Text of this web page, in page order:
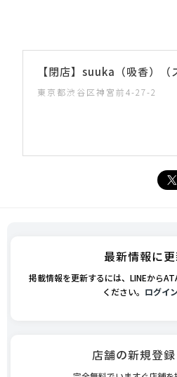
【閉店】suuka（吸香）（
東京都渋谷区神宮前4-27-2
最新情報に
掲載情報を更新するには、LINEから
ください。 ログイ
店舗の新規登録